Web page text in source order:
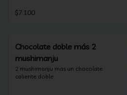
$7.100
Chocolate doble más 2
mushimanju
2 mushimanju mas un chocolate
caliente doble